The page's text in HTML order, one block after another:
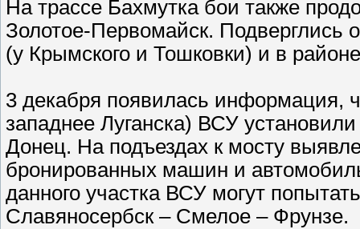
На трассе Бахмутка бои также
Золотое-Первомайск. Подверглись
(у Крымского и Тошковки) и в
3 декабря появилась информация,
западнее Луганска) ВСУ
Донец. На подъездах к мосту
бронированных машин и
данного участка ВСУ могут
Славяносербск – Смелое – Фрунзе.